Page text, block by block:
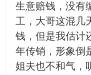
生意赔钱，没有
工，大哥这混几
钱，但是我估计
年传销，形象倒
姐夫也不和气，